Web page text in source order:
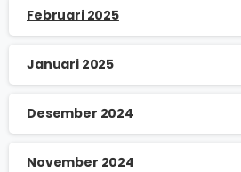
Februari 2025
Januari 2025
Desember 2024
November 2024